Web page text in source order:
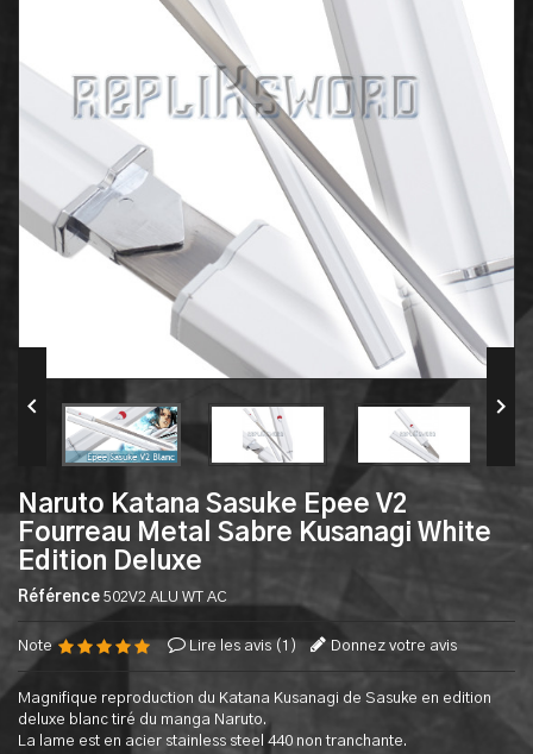
 
Naruto Katana Sasuke Epee V2
Fourreau Metal Sabre Kusanagi White
Edition Deluxe
Référence 502V2 ALU WT AC
Note Lire les avis ( 1 ) Donnez votre avis
Magnifique reproduction du Katana Kusanagi de Sasuke en edition
deluxe blanc tiré du manga Naruto.
La lame est en acier stainless steel 440 non tranchante.